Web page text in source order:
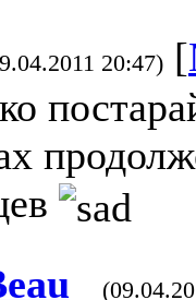
20:47) [